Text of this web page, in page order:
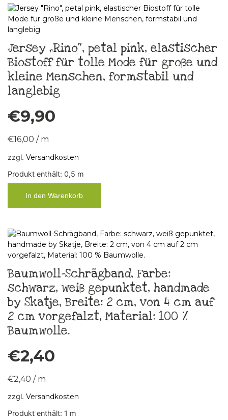
Jersey „Rino“, petal pink, elastischer
Biostoff für tolle Mode für große und
kleine Menschen, formstabil und
langlebig
€9,90
€16,00 / m
zzgl. Versandkosten
Produkt enthält: 0,5 m
In den Warenkorb
Baumwoll-Schrägband, Farbe:
schwarz, weiß gepunktet, handmade
by Skatje, Breite: 2 cm, von 4 cm auf
2 cm vorgefalzt, Material: 100 %
Baumwolle.
€2,40
€2,40 / m
zzgl. Versandkosten
Produkt enthält: 1 m